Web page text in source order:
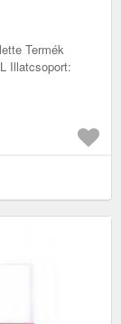
Termék
Illatcsoport: